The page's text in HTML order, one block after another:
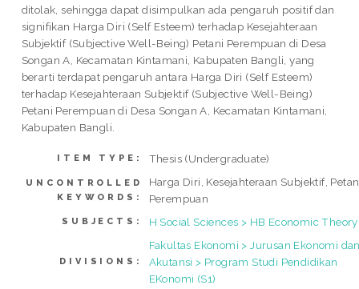
ditolak, sehingga dapat disimpulkan ada pengaruh positif dan
signifikan Harga Diri (Self Esteem) terhadap Kesejahteraan
Subjektif (Subjective Well-Being) Petani Perempuan di Desa
Songan A, Kecamatan Kintamani, Kabupaten Bangli, yang
berarti terdapat pengaruh antara Harga Diri (Self Esteem)
terhadap Kesejahteraan Subjektif (Subjective Well-Being)
Petani Perempuan di Desa Songan A, Kecamatan Kintamani,
Kabupaten Bangli.
ITEM TYPE: Thesis (Undergraduate)
UNCONTROLLED
KEYWORDS:
Harga Diri, Kesejahteraan Subjektif,
Perempuan
SUBJECTS: H Social Sciences > HB Economic Theory
DIVISIONS:
Fakultas Ekonomi > Jurusan Ekonomi
Akutansi > Program Studi Pendidikan
EKonomi (S1)